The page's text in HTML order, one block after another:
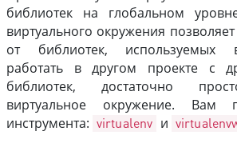
библиотек на глобальном
виртуального окружения позволяет
от библиотек, используемых
работать в другом проекте с
библиотек, достаточно
виртуальное окружение. Вам
инструмента: virtualenv и